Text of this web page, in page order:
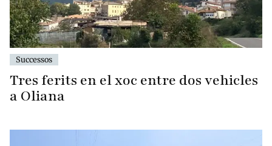
Successos
Tres ferits en el xoc entre dos vehicles
a Oliana